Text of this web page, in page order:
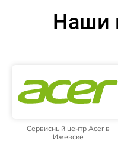
Наши
Сервисный центр Acer в
Ижевске